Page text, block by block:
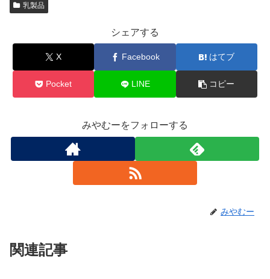
乳製品
シェアする
X Facebook はてブ
Pocket LINE コピー
みやむーをフォローする
みやむー
関連記事